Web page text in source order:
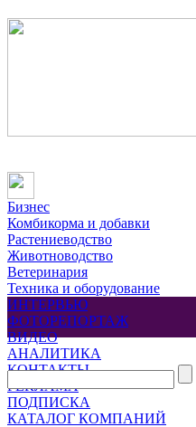
Бизнес
Комбикорма и добавки
Растениеводство
Животноводство
Ветеринария
Техника и оборудование
ИНТЕРВЬЮ
ФОТОРЕПОРТАЖ
ВИДЕО
АНАЛИТИКА
КОНТАКТЫ
РЕКЛАМА
ПОДПИСКА
КАТАЛОГ КОМПАНИЙ